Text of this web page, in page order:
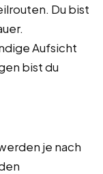
Du bist
Aufsicht
bist du
je nach